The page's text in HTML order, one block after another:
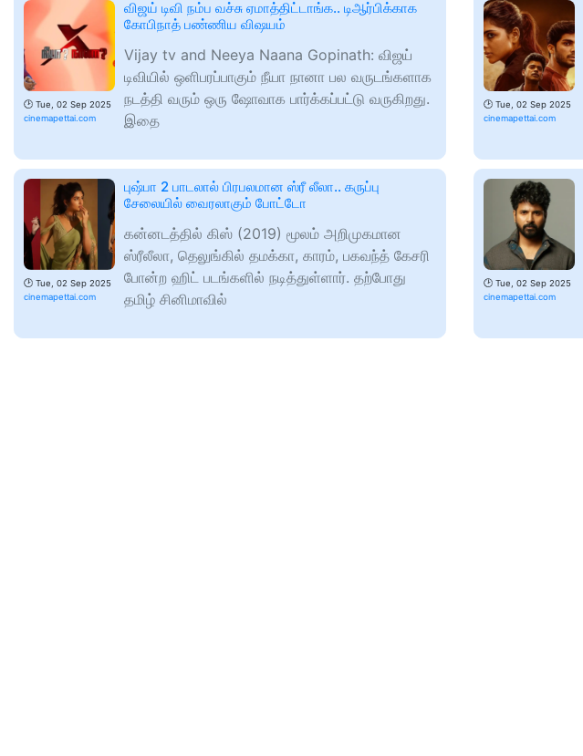
🕑 Tue, 02 Sep 2025
cinemapettai.com
விஜய் டிவி நம்ப வச்சு ஏமாத்திட்டாங்க.. டிஆர்பிக்காக
கோபிநாத் பண்ணிய விஷயம்
Vijay tv and Neeya Naana Gopinath: விஜய்
டிவியில் ஒளிபரப்பாகும் நீயா நானா பல வருடங்களாக
நடத்தி வரும் ஒரு ஷோவாக பார்க்கப்பட்டு வருகிறது.
இதை
🕑 Tue, 02 Sep 2025
cinemapettai.com
🕑 Tue, 02 Sep 2025
cinemapettai.com
புஷ்பா 2 பாடலால் பிரபலமான ஸ்ரீ லீலா.. கருப்பு
சேலையில் வைரலாகும் போட்டோ
கன்னடத்தில் கிஸ் (2019) மூலம் அறிமுகமான
ஸ்ரீலீலா, தெலுங்கில் தமக்கா, காரம், பகவந்த் கேசரி
போன்ற ஹிட் படங்களில் நடித்துள்ளார். தற்போது
தமிழ் சினிமாவில்
🕑 Tue, 02 Sep 2025
cinemapettai.com